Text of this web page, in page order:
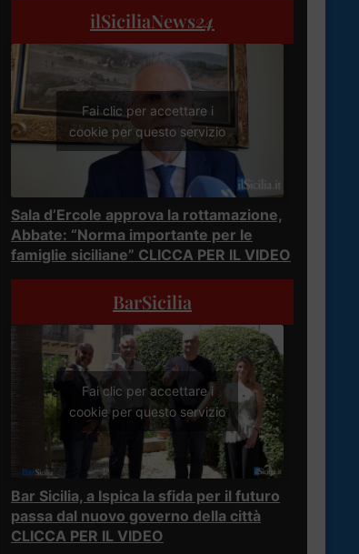
ilSiciliaNews24
Fai clic per accettare i
cookie per questo servizio
Sala d’Ercole approva la rottamazione,
Abbate: “Norma importante per le
famiglie siciliane” CLICCA PER IL VIDEO
BarSicilia
Fai clic per accettare i
cookie per questo servizio
Bar Sicilia, a Ispica la sfida per il futuro
passa dal nuovo governo della città
CLICCA PER IL VIDEO